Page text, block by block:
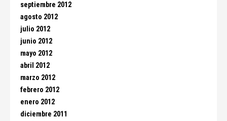
septiembre 2012
agosto 2012
julio 2012
junio 2012
mayo 2012
abril 2012
marzo 2012
febrero 2012
enero 2012
diciembre 2011